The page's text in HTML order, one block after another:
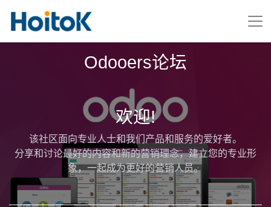
Odooers论坛
欢迎!
该社区面向专业人士和我们产品和服务的爱好者。
分享和讨论最好的内容和新的营销理念，建立您的专业形
象，一起成为更好的营销人员。